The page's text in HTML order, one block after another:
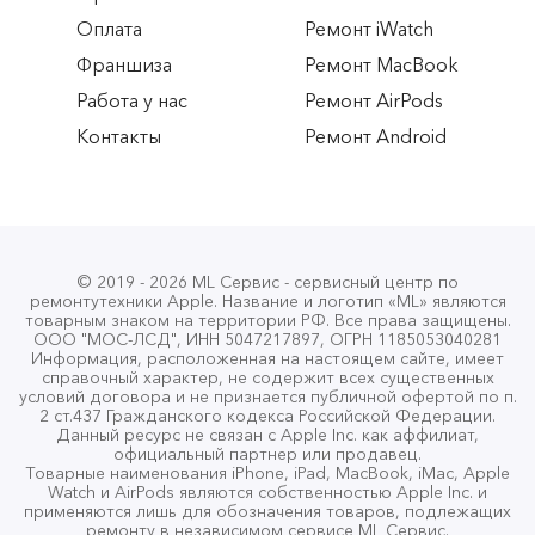
Роман Гатауллин
21.02.2026
дали гарантию
ДТ Даниил Терентьев
17.02.2026
Много мест просмотрел, где можно починить
телефон. Так вот) это самое лучшее, починили
очень быстро, качественно, так еще и дешевле
Оплата
Франшиза
Работа у нас
Контакты
Ремонт iWatch
Ремонт MacBook
Ремонт AirPods
Ремонт Android
© 2019 - 2026 ML Сервис - сервисный центр по
ремонтутехники Apple. Название и логотип «ML» являются
товарным знаком на территории РФ. Все права защищены.
ООО "МОС-ЛСД", ИНН 5047217897, ОГРН 1185053040281
Информация, расположенная на настоящем сайте, имеет
справочный характер, не содержит всех существенных
условий договора и не признается публичной офертой по п.
2 ст.437 Гражданского кодекса Российской Федерации.
Данный ресурс не связан с Apple Inc. как аффилиат,
официальный партнер или продавец.
Товарные наименования iPhone, iPad, MacBook, iMac, Apple
Watch и AirPods являются собственностью Apple Inc. и
применяются лишь для обозначения товаров, подлежащих
ремонту в независимом сервисе ML Сервис.